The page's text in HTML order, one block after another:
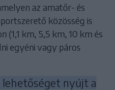
az amatőr- és
közösség is
(1,1 km, 5,5 km, 10 km és
egyéni vagy páros
lehetőséget nyújt a